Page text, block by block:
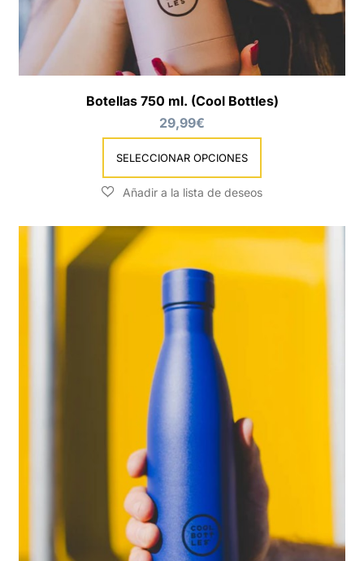
Botellas 750 ml. (Cool Bottles)
29,99€
SELECCIONAR OPCIONES